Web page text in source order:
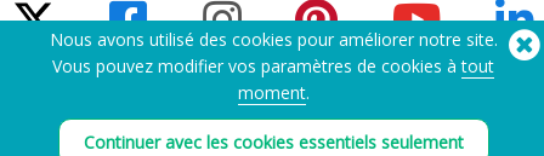
Besoin d'aide? Tel :
Copyright © 2026 Flashbay
Nous avons utilisé des cookies pour améliorer notre site.
Vous pouvez modifier vos paramètres de cookies àtout
moment.
Continuer avec les cookies essentiels seulement